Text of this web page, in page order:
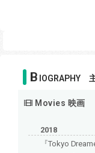
B IOGRAPHY
Movies 映画
2018
『Tokyo